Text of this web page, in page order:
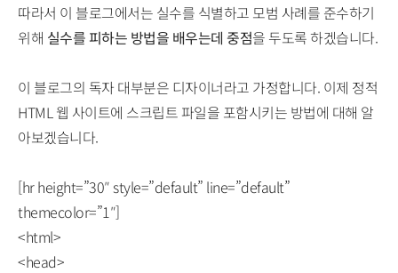
따라서 이 블로그에서는 실수를 식별하고 모범 사례를 준수하기
위해 실수를 피하는 방법을 배우는데 중점을 두도록 하겠습니다.
이 블로그의 독자 대부분은 디자이너라고 가정합니다. 이제 정적
HTML 웹 사이트에 스크립트 파일을 포함시키는 방법에 대해 알
아보겠습니다.
[hr height=”30″ style=”default” line=”default”
themecolor=”1″]
<html>
<head>